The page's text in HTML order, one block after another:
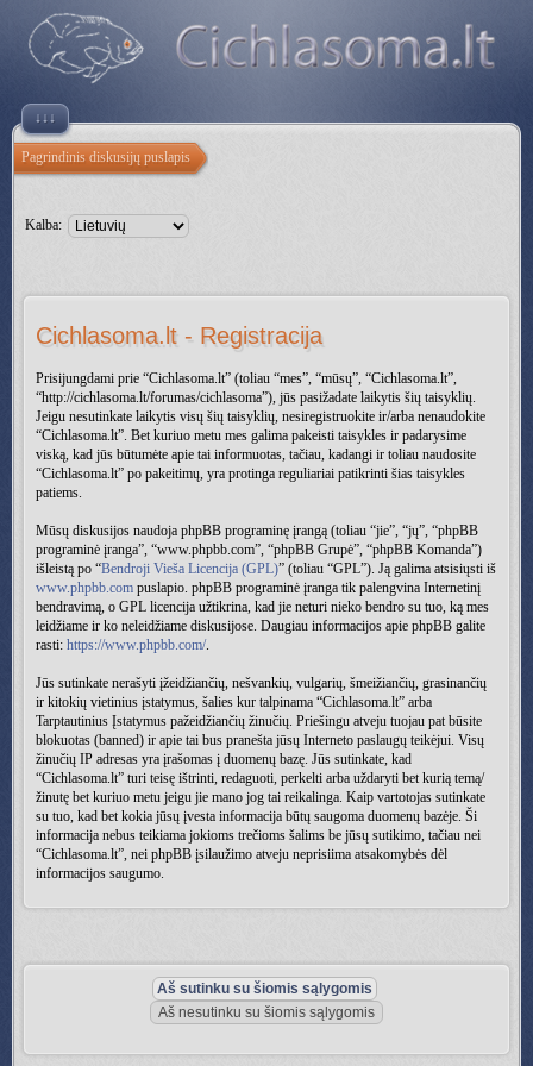
↓↓↓
Pagrindinis diskusijų puslapis
Kalba:
Cichlasoma.lt - Registracija
Prisijungdami prie “Cichlasoma.lt” (toliau “mes”, “mūsų”, “Cichlasoma.lt”,
“http://cichlasoma.lt/forumas/cichlasoma”), jūs pasižadate laikytis šių taisyklių.
Jeigu nesutinkate laikytis visų šių taisyklių, nesiregistruokite ir/arba nenaudokite
“Cichlasoma.lt”. Bet kuriuo metu mes galima pakeisti taisykles ir padarysime
viską, kad jūs būtumėte apie tai informuotas, tačiau, kadangi ir toliau naudosite
“Cichlasoma.lt” po pakeitimų, yra protinga reguliariai patikrinti šias taisykles
patiems.
Mūsų diskusijos naudoja phpBB programinę įrangą (toliau “jie”, “jų”, “phpBB
programinė įranga”, “www.phpbb.com”, “phpBB Grupė”, “phpBB Komanda”)
išleistą po “Bendroji Vieša Licencija (GPL)” (toliau “GPL”). Ją galima atsisiųsti iš
www.phpbb.com puslapio. phpBB programinė įranga tik palengvina Internetinį
bendravimą, o GPL licencija užtikrina, kad jie neturi nieko bendro su tuo, ką mes
leidžiame ir ko neleidžiame diskusijose. Daugiau informacijos apie phpBB galite
rasti: https://www.phpbb.com/.
Jūs sutinkate nerašyti įžeidžiančių, nešvankių, vulgarių, šmeižiančių, grasinančių
ir kitokių vietinius įstatymus, šalies kur talpinama “Cichlasoma.lt” arba
Tarptautinius Įstatymus pažeidžiančių žinučių. Priešingu atveju tuojau pat būsite
blokuotas (banned) ir apie tai bus pranešta jūsų Interneto paslaugų teikėjui. Visų
žinučių IP adresas yra įrašomas į duomenų bazę. Jūs sutinkate, kad
“Cichlasoma.lt” turi teisę ištrinti, redaguoti, perkelti arba uždaryti bet kurią temą/
žinutę bet kuriuo metu jeigu jie mano jog tai reikalinga. Kaip vartotojas sutinkate
su tuo, kad bet kokia jūsų įvesta informacija būtų saugoma duomenų bazėje. Ši
informacija nebus teikiama jokioms trečioms šalims be jūsų sutikimo, tačiau nei
“Cichlasoma.lt”, nei phpBB įsilaužimo atveju neprisiima atsakomybės dėl
informacijos saugumo.